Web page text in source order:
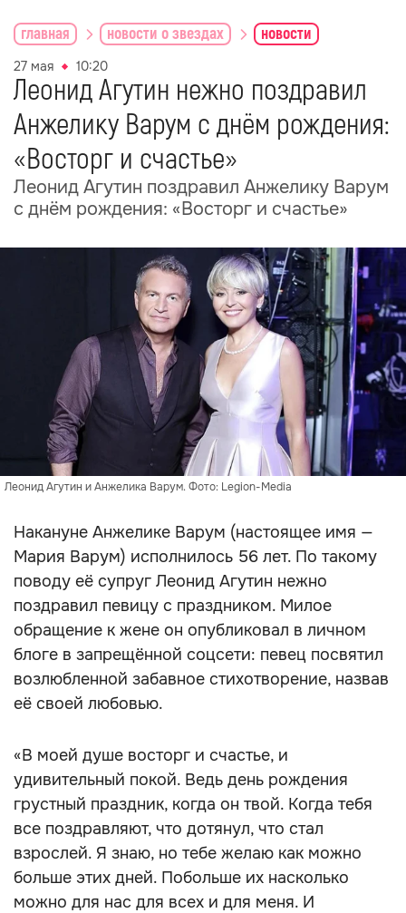
главная новости о звездах новости
27 мая 10:20
Леонид Агутин нежно поздравил
Анжелику Варум с днём рождения:
«Восторг и счастье»
Леонид Агутин поздравил Анжелику Варум
с днём рождения: «Восторг и счастье»
Леонид Агутин и Анжелика Варум. Фото: Legion-Media
Накануне Анжелике Варум (настоящее имя —
Мария Варум) исполнилось 56 лет. По такому
поводу её супруг Леонид Агутин нежно
поздравил певицу с праздником. Милое
обращение к жене он опубликовал в личном
блоге в запрещённой соцсети: певец посвятил
возлюбленной забавное стихотворение, назвав
её своей любовью.
«В моей душе восторг и счастье, и
удивительный покой. Ведь день рождения
грустный праздник, когда он твой. Когда тебя
все поздравляют, что дотянул, что стал
взрослей. Я знаю, но тебе желаю как можно
больше этих дней. Побольше их насколько
можно для нас для всех и для меня. И